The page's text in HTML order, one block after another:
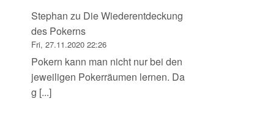
Stephan zu Die Wiederentdeckung
des Pokerns
Fri, 27.11.2020 22:26
Pokern kann man nicht nur bei den
jeweiligen Pokerräumen lernen. Da
g [...]